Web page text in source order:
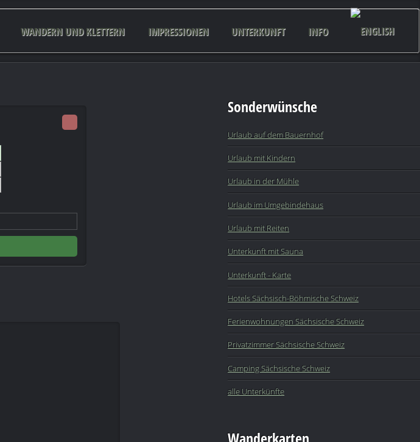
WANDERN UND KLETTERN IMPRESSIONEN UNTERKUNFT INFO
Sonderwünsche
Urlaub auf dem Bauernhof
Urlaub mit Kindern
Urlaub in der Mühle
Urlaub im Umgebindehaus
Urlaub mit Reiten
Unterkunft mit Sauna
Unterkunft - Karte
Hotels Sächsisch-Böhmische Schweiz
Ferienwohnungen Sächsische Schweiz
Privatzimmer Sächsische Schweiz
Camping Sächsische Schweiz
alle Unterkünfte